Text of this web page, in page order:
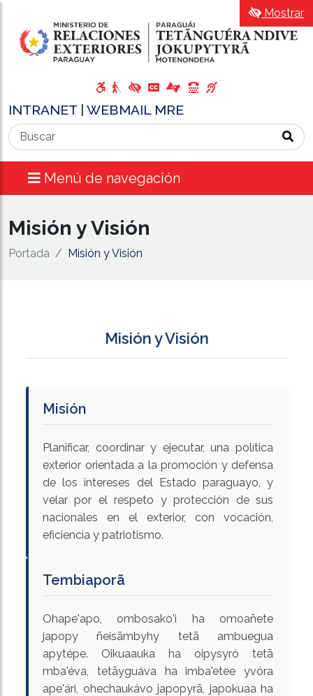
INTRANET WEBMAIL MRE
Menú de navegación
Mostrar
Misión y Visión
Portada Misión y Visión
Misión y Visión
Misión
Planificar, coordinar y ejecutar, una política
exterior orientada a la promoción y defensa
de los intereses del Estado paraguayo, y
velar por el respeto y protección de sus
nacionales en el exterior, con vocación,
eficiencia y patriotismo.
Tembiaporã
Ohape'apo, ombosako'i ha omoañete
japopy ñeisãmbyhy tetã ambuegua
apytépe. Oikuaauka ha oipysyró tetã
mba'éva, tetãyguáva ha imba'etee yvóra
ape'ári, ohechaukávo japopyrã, japokuaa ha